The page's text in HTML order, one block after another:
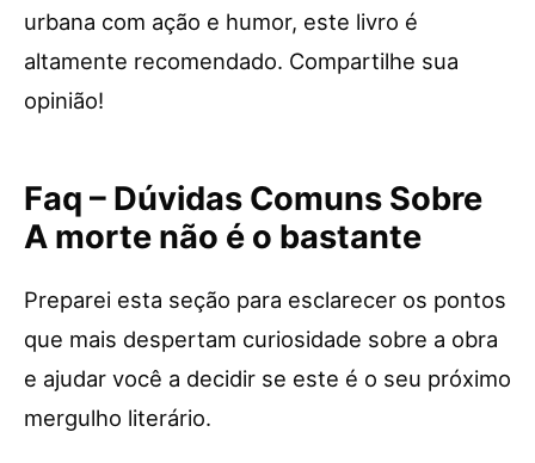
urbana com ação e humor, este livro é
altamente recomendado. Compartilhe sua
opinião!
Faq – Dúvidas Comuns Sobre
A morte não é o bastante
Preparei esta seção para esclarecer os pontos
que mais despertam curiosidade sobre a obra
e ajudar você a decidir se este é o seu próximo
mergulho literário.